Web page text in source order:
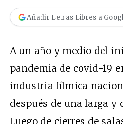
Añadir Letras Libres a
A un año y medio del
pandemia de covid-19
industria fílmica
después de una larga y
Luego de cierres de